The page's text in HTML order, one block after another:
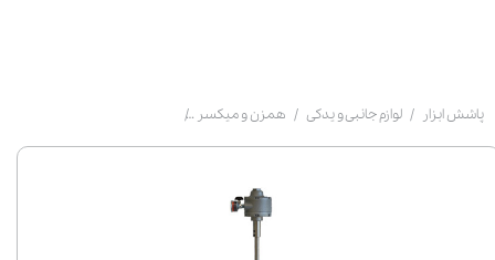
پاشش ابزار لوازم جانبی و یدکی همزن و میکسر